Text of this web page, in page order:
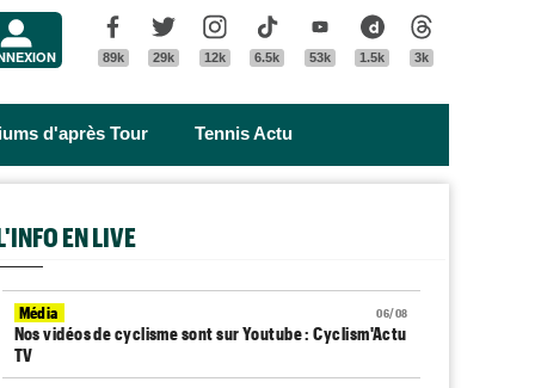
Facebook
89k
Twitter
29k
Instagram
12k
Tik Tok
6.5k
Youtube
53k
Dailymotion
1.5k 3k
d'après Tour Tennis Actu
EN LIVE
06/08
Média
Nos vidéos de cyclisme sont sur Youtube : Cyclism'Actu
TV